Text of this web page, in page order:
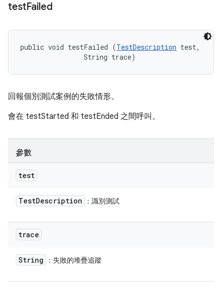
testFailed
public void testFailed (TestDescription test,
                String trace)
回報個別測試案例的失敗情形。
會在 testStarted 和 testEnded 之間呼叫。
參數
test
TestDescription ：識別測試
trace
String ：失敗的堆疊追蹤